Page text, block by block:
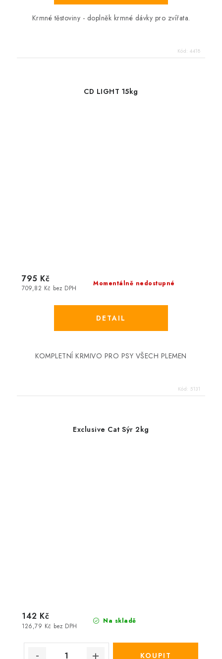
Krmné těstoviny - doplněk krmné dávky pro zvířata.
Kód: 4418
CD LIGHT 15kg
Momentálně nedostupné
709,82 Kč bez DPH
795 Kč
KOMPLETNÍ KRMIVO PRO PSY VŠECH PLEMEN
Kód: 5131
Exclusive Cat Sýr 2kg
Na skladě
126,79 Kč bez DPH
142 Kč